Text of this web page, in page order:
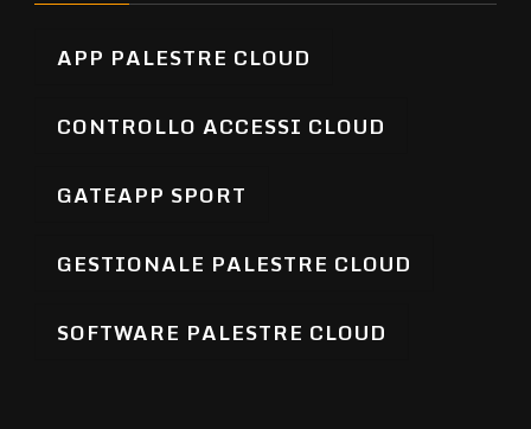
APP PALESTRE CLOUD
CONTROLLO ACCESSI CLOUD
GATEAPP SPORT
GESTIONALE PALESTRE CLOUD
SOFTWARE PALESTRE CLOUD